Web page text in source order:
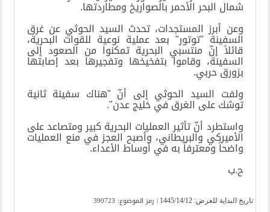
شمال البحر الأحمر بالصواريخ ومطاردتها.
وعن أبرز المستجدات، تحدث السيد الحوثي عن غرق
السفينة "توتور" بعد عملية نوعية للقوات البحرية،
قائلاً إنّ منتسبي البحرية تمكنوا من الصعود إلى
السفينة، وقاموا بتفخيخها وتفجيرها بعد إصابتها
بزورق حربي.
ولفت السيد الحوثي إلى أنّ "هناك سفينة ثانية
توشك على الغرق في خليج عدن".
واستطرد أنّ تأثير العمليات البحرية كبير ومتصاعد على
الأميركي والبريطاني، وأصبح العجز في منع العمليات
واضحاً ومعترفاً به في أوساط الأعداء.
ح.ب
تاریخ البدایة للعرض: 1445/14/12 | رمز الموضوع: 390723